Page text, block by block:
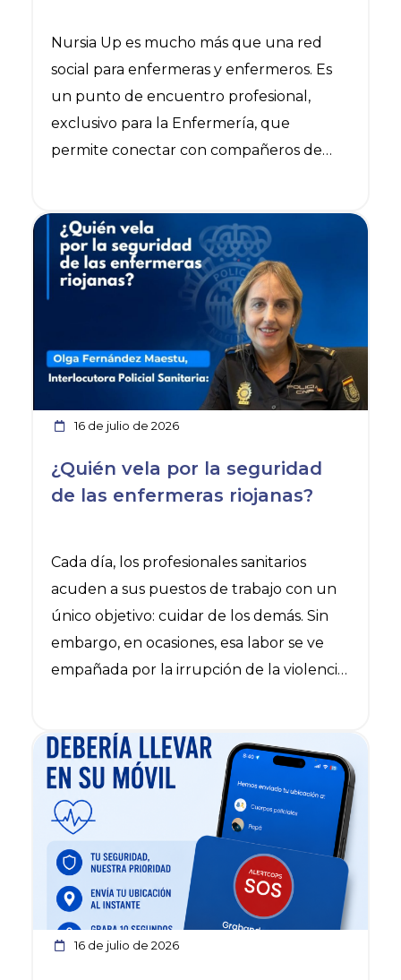
Nursia Up es mucho más que una red
social para enfermeras y enfermeros. Es
un punto de encuentro profesional,
exclusivo para la Enfermería, que
permite conectar con compañeros de
participar en una comunidad creada por
y para la profesión.
16 de julio de 2026
¿Quién vela por la seguridad
de las enfermeras riojanas?
Cada día, los profesionales sanitarios
acuden a sus puestos de trabajo con un
único objetivo: cuidar de los demás. Sin
embargo, en ocasiones, esa labor se ve
empañada por la irrupción de la violencia
Ver noticia
16 de julio de 2026
Ver noticia